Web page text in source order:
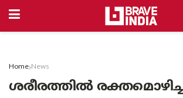
Home News
ശരീരത്തിൽ